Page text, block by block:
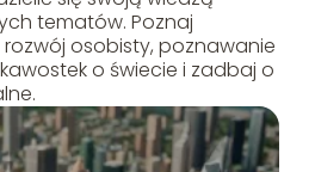
tematów. Poznaj
osobisty, poznawanie
o świecie i zadbaj o